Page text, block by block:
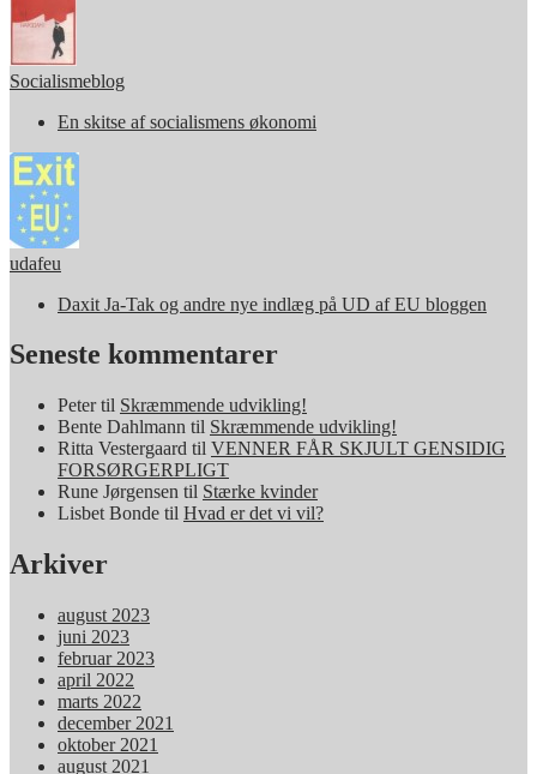
Socialismeblog
En skitse af socialismens økonomi
udafeu
Daxit Ja-Tak og andre nye indlæg på UD af EU bloggen
Seneste kommentarer
Petertil Skræmmende udvikling!
Bente Dahlmann til Skræmmende udvikling!
Ritta Vestergaard til VENNER FÅR SKJULT GENSIDIG
FORSØRGERPLIGT
Rune Jørgensen til Stærke kvinder
Lisbet Bonde til Hvad er det vi vil?
Arkiver
august 2023
juni 2023
februar 2023
april 2022
marts 2022
december 2021
oktober 2021
august 2021